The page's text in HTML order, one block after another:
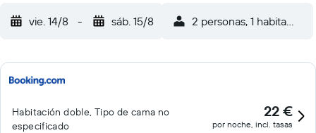
Bar-A-Cuda. Hay aparcamiento gratuito.
vie. 14/8 - sáb. 15/8 2 personas, 1 habitación
Habitación doble, Tipo de cama no
especificado
22 €
por noche, incl. tasas